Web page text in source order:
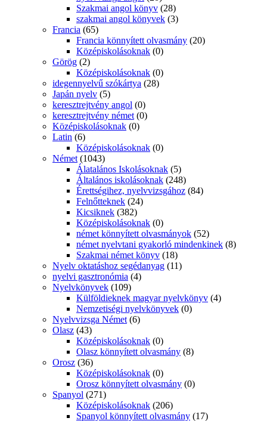
Szakmai angol könyv (28)
szakmai angol könyvek (3)
Francia (65)
Francia könnyített olvasmány (20)
Középiskolásoknak (0)
Görög (2)
Középiskolásoknak (0)
idegennyelvű szókártya (28)
Japán nyelv (5)
keresztrejtvény angol (0)
keresztrejtvény német (0)
Középiskolásoknak (0)
Latin (6)
Középiskolásoknak (0)
Német (1043)
Álatalános Iskolásoknak (5)
Általános iskolásoknak (248)
Érettségihez, nyelvvizsgához (84)
Felnőtteknek (24)
Kicsiknek (382)
Középiskolásoknak (0)
német könnyített olvasmányok (52)
német nyelvtani gyakorló mindenkinek (8)
Szakmai német könyv (18)
Nyelv oktatáshoz segédanyag (11)
nyelvi gasztronómia (4)
Nyelvkönyvek (109)
Külföldieknek magyar nyelvkönyv (4)
Nemzetiségi nyelvkönyvek (0)
Nyelvvizsga Német (6)
Olasz (43)
Középiskolásoknak (0)
Olasz könnyített olvasmány (8)
Orosz (36)
Középiskolásoknak (0)
Orosz könnyített olvasmány (0)
Spanyol (271)
Középiskolásoknak (206)
Spanyol könnyített olvasmány (17)